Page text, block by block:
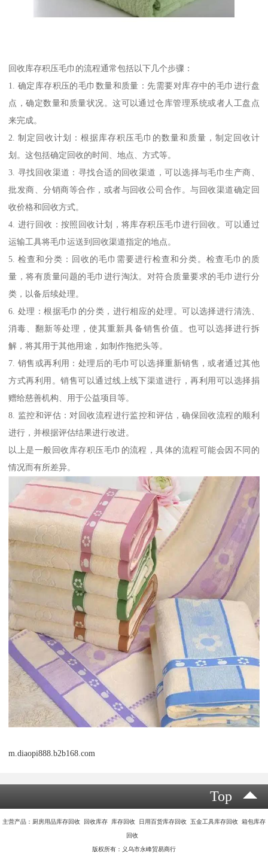
回收库存积压毛巾的流程通常包括以下几个步骤：
1. 确定库存积压的毛巾数量和质量：先需要对库存中的毛巾进行盘
点，确定数量和质量状况。这可以通过仓库管理系统或者人工盘点
来完成。
2. 制定回收计划：根据库存积压毛巾的数量和质量，制定回收计
划。这包括确定回收的时间、地点、方式等。
3. 寻找回收渠道：寻找合适的回收渠道，可以选择与毛巾生产商、
批发商、分销商等合作，或者与回收公司合作。与回收渠道确定回
收价格和回收方式。
4. 进行回收：按照回收计划，将库存积压毛巾进行回收。可以通过
运输工具将毛巾运送到回收渠道指定的地点。
5. 检查和分类：回收的毛巾需要进行检查和分类。检查毛巾的质
量，将有质量问题的毛巾进行淘汰。对符合质量要求的毛巾进行分
类，以备后续处理。
6. 处理：根据毛巾的分类，进行相应的处理。可以选择进行清洗、
消毒、翻新等处理，使其重新具备销售价值。也可以选择进行拆
解，将其用于其他用途，如制作拖把头等。
7. 销售或再利用：处理后的毛巾可以选择重新销售，或者通过其他
方式再利用。销售可以通过线上线下渠道进行，再利用可以选择捐
赠给慈善机构、用于公益项目等。
8. 监控和评估：对回收流程进行监控和评估，确保回收流程的顺利
进行，并根据评估结果进行改进。
以上是一般回收库存积压毛巾的流程，具体的流程可能会因不同的
情况而有所差异。
m.diaopi888.b2b168.com
Top
主营产品：厨房用品库存回收 回收库存 库存回收 日用百货库存回收 五金工具库存回收 箱包库存
回收
版权所有：义乌市永峰贸易商行